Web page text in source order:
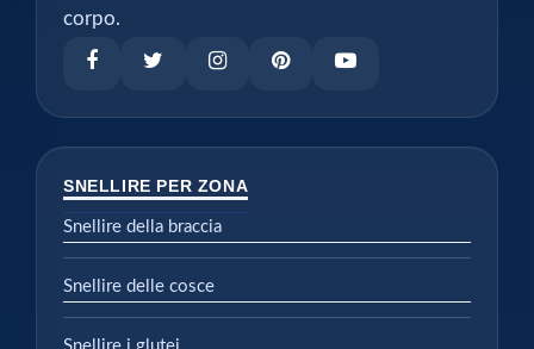
corpo.
SNELLIRE PER ZONA
Snellire della braccia
Snellire delle cosce